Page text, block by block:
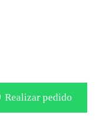
Realizar pedido